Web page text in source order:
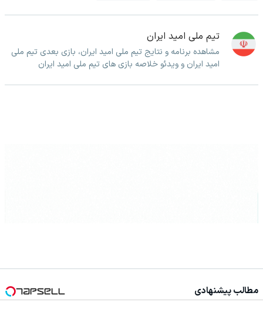
تیم ملی امید ایران
مشاهده برنامه و نتایج تیم ملی امید ایران، بازی بعدی تیم ملی
امید ایران و ویدئو خلاصه بازی های تیم ملی امید ایران
مطالب پیشنهادی